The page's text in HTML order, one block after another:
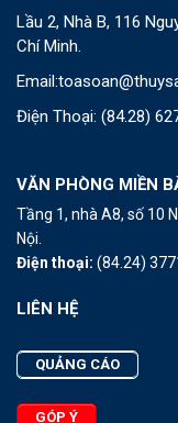
Lầu 2, Nhà B, 116
Chí Minh.
Email:
Điện Thoại: (84.28)
VĂN PHÒNG MIỀN
Tầng 1, nhà A8, số 10
Nội.
Điện thoại: (84.24)
LIÊN HỆ
QUẢNG CÁO
GÓP Ý